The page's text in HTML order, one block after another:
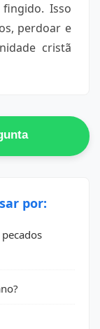
Isso
perdoar e
cristã
por: